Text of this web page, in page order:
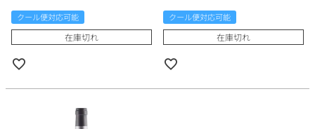
クール便対応可能
在庫切れ
クール便対応可能
在庫切れ